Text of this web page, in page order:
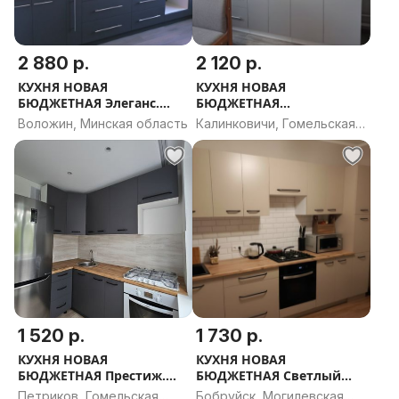
2 880 р.
КУХНЯ НОВАЯ
БЮДЖЕТНАЯ Элеганс.
РАССРОЧКА, ДОСТАВКА,
ПРОЕКТ В ПОДАРОК
Воложин, Минская область
2 120 р.
КУХНЯ НОВАЯ
БЮДЖЕТНАЯ
Вдохновение.
РАССРОЧКА, ДОСТАВКА,
ПРОЕКТ В ПОДАРОК
Калинковичи, Гомельская
область
1 520 р.
КУХНЯ НОВАЯ
БЮДЖЕТНАЯ Престиж.
РАССРОЧКА, ДОСТАВКА,
Петриков, Гомельская
1 730 р.
КУХНЯ НОВАЯ
БЮДЖЕТНАЯ Светлый
Бриз. РАССРОЧКА,
Бобруйск, Могилевская